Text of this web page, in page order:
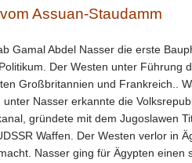
Assuan-Staudamm
Gamal Abdel Nasser die erste
Der Westen unter Führung
Großbritannien und Frankreich..
Nasser erkannte die
gründete mit dem Jugoslawen
Waffen. Der Westen verlor in
Nasser ging für Ägypten einen